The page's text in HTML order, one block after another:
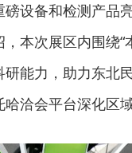
设备和检测产品
本次展区内围绕
能力，助力东北
洽会平台深化区域